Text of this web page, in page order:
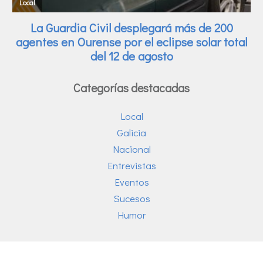
Categorías destacadas
Local
Galicia
Nacional
Entrevistas
Eventos
Sucesos
Humor